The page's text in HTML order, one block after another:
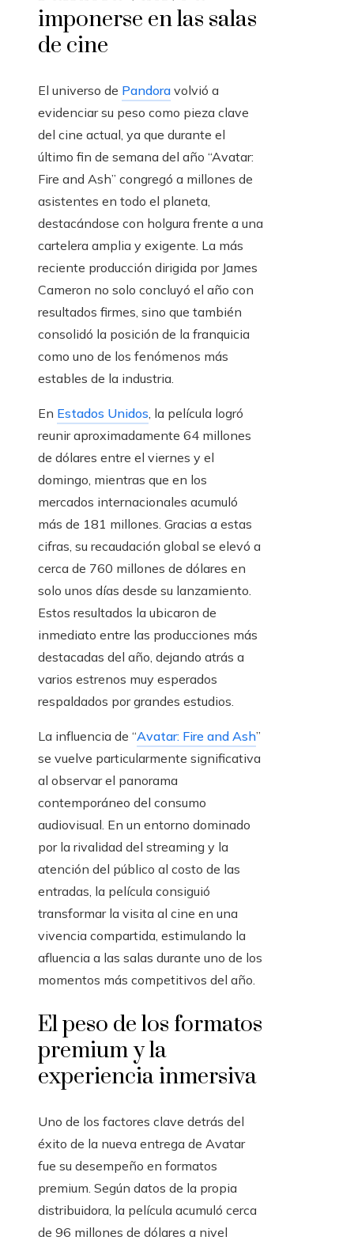
imponerse en las salas
de cine
El universo de Pandora volvió a
evidenciar su peso como pieza clave
del cine actual, ya que durante el
último fin de semana del año “Avatar:
Fire and Ash” congregó a millones de
asistentes en todo el planeta,
destacándose con holgura frente a una
cartelera amplia y exigente. La más
reciente producción dirigida por James
Cameron no solo concluyó el año con
resultados firmes, sino que también
consolidó la posición de la franquicia
como uno de los fenómenos más
estables de la industria.
En Estados Unidos, la película logró
reunir aproximadamente 64 millones
de dólares entre el viernes y el
domingo, mientras que en los
mercados internacionales acumuló
más de 181 millones. Gracias a estas
cifras, su recaudación global se elevó a
cerca de 760 millones de dólares en
solo unos días desde su lanzamiento.
Estos resultados la ubicaron de
inmediato entre las producciones más
destacadas del año, dejando atrás a
varios estrenos muy esperados
respaldados por grandes estudios.
La influencia de “Avatar: Fire and Ash”
se vuelve particularmente significativa
al observar el panorama
contemporáneo del consumo
audiovisual. En un entorno dominado
por la rivalidad del streaming y la
atención del público al costo de las
entradas, la película consiguió
transformar la visita al cine en una
vivencia compartida, estimulando la
afluencia a las salas durante uno de los
momentos más competitivos del año.
El peso de los formatos
premium y la
experiencia inmersiva
Uno de los factores clave detrás del
éxito de la nueva entrega de Avatar
fue su desempeño en formatos
premium. Según datos de la propia
distribuidora, la película acumuló cerca
de 96 millones de dólares a nivel